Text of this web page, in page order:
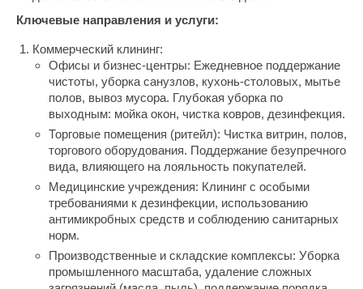
Ключевые направления и услуги:
Коммерческий клининг:
Офисы и бизнес-центры: Ежедневное поддержание
чистоты, уборка санузлов, кухонь-столовых, мытье
полов, вывоз мусора. Глубокая уборка по
выходным: мойка окон, чистка ковров, дезинфекция.
Торговые помещения (ритейл): Чистка витрин, полов,
торгового оборудования. Поддержание безупречного
вида, влияющего на лояльность покупателей.
Медицинские учреждения: Клининг с особыми
требованиями к дезинфекции, использованию
антимикробных средств и соблюдению санитарных
норм.
Производственные и складские комплексы: Уборка
промышленного масштаба, удаление сложных